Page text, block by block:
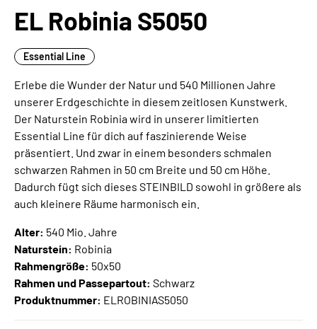
EL Robinia S5050
Essential Line
Erlebe die Wunder der Natur und 540 Millionen Jahre
unserer Erdgeschichte in diesem zeitlosen Kunstwerk.
Der Naturstein Robinia wird in unserer limitierten
Essential Line für dich auf faszinierende Weise
präsentiert. Und zwar in einem besonders schmalen
schwarzen Rahmen in 50 cm Breite und 50 cm Höhe.
Dadurch fügt sich dieses STEINBILD sowohl in größere als
auch kleinere Räume harmonisch ein.
Alter: 540 Mio. Jahre
Naturstein: Robinia
Rahmengröße: 50x50
Rahmen und Passepartout: Schwarz
Produktnummer: ELROBINIAS5050